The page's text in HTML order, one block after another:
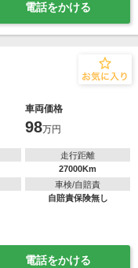
電話をかける
車両価格
98万円
走行距離
27000Km
車検/自賠責
自賠責保険無し
電話をかける